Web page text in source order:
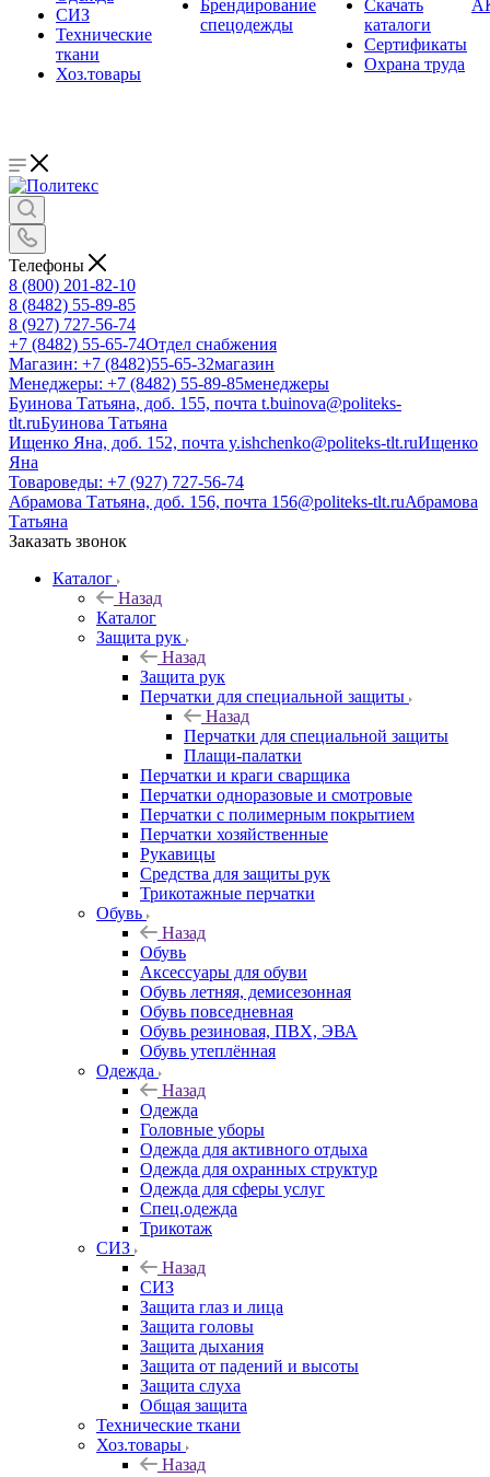
СИЗ
Технические
ткани
Хоз.товары
Брендирование
спецодежды
Cкачать
каталоги
Сертификаты
Охрана труда
Телефоны
8 (800) 201-82-10
8 (8482) 55-89-85
8 (927) 727-56-74
+7 (8482) 55-65-74Отдел снабжения
Магазин: +7 (8482)55-65-32магазин
Менеджеры: +7 (8482) 55-89-85менеджеры
Буинова Татьяна, доб. 155, почта t.buinova@politeks-
tlt.ruБуинова Татьяна
Ищенко Яна, доб. 152, почта y.ishchenko@politeks-tlt.ruИщенко
Яна
Товароведы: +7 (927) 727-56-74
Абрамова Татьяна, доб. 156, почта 156@politeks-tlt.ruАбрамова
Татьяна
Заказать звонок
Каталог
Назад
Каталог
Защита рук
Назад
Защита рук
Перчатки для специальной защиты
Назад
Перчатки для специальной защиты
Плащи-палатки
Перчатки и краги сварщика
Перчатки одноразовые и смотровые
Перчатки с полимерным покрытием
Перчатки хозяйственные
Рукавицы
Средства для защиты рук
Трикотажные перчатки
Обувь
Назад
Обувь
Аксессуары для обуви
Обувь летняя, демисезонная
Обувь повседневная
Обувь резиновая, ПВХ, ЭВА
Обувь утеплённая
Одежда
Назад
Одежда
Головные уборы
Одежда для активного отдыха
Одежда для охранных структур
Одежда для сферы услуг
Спец.одежда
Трикотаж
СИЗ
Назад
СИЗ
Защита глаз и лица
Защита головы
Защита дыхания
Защита от падений и высоты
Защита слуха
Общая защита
Технические ткани
Хоз.товары
Назад